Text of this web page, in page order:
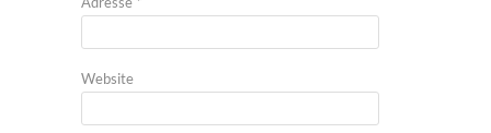
Website